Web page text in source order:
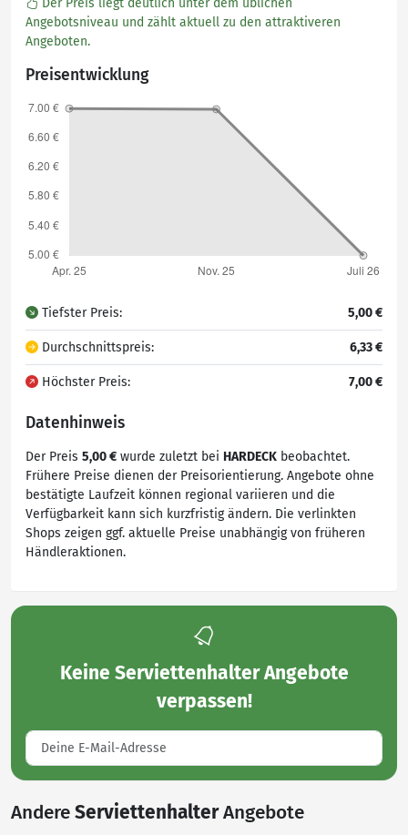
Der Preis liegt deutlich unter dem üblichen
Angebotsniveau und zählt aktuell zu den attraktiveren
Angeboten.
Preisentwicklung
Tiefster Preis: 5,00 €
Durchschnittspreis: 6,33 €
Höchster Preis: 7,00 €
Datenhinweis
Der Preis 5,00 € wurde zuletzt bei HARDECK beobachtet.
Frühere Preise dienen der Preisorientierung. Angebote ohne
bestätigte Laufzeit können regional variieren und die
Verfügbarkeit kann sich kurzfristig ändern. Die verlinkten
Shops zeigen ggf. aktuelle Preise unabhängig von früheren
Händleraktionen.
Keine Serviettenhalter Angebote
verpassen!
Andere ServiettenhalterAngebote